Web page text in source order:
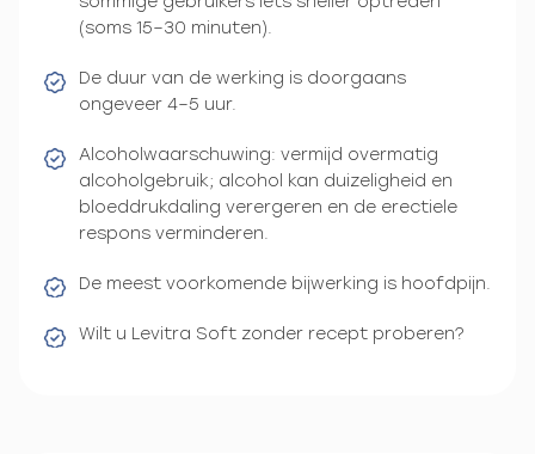
(soms 15–30 minuten).
De duur van de werking is doorgaans
ongeveer 4–5 uur.
Alcoholwaarschuwing: vermijd overmatig
alcoholgebruik; alcohol kan duizeligheid en
bloeddrukdaling verergeren en de erectiele
respons verminderen.
De meest voorkomende bijwerking is hoofdpijn.
Wilt u Levitra Soft zonder recept proberen?